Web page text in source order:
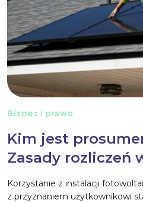
Biznes i prawo
Kim jest
Zasady rozliczeń
Korzystanie z instalacji
z przyznaniem użytkownikowi